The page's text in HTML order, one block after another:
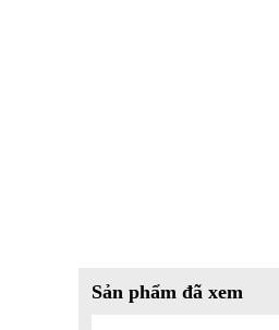
- Dung tích là 97 lít.
Sản phẩm đã xem